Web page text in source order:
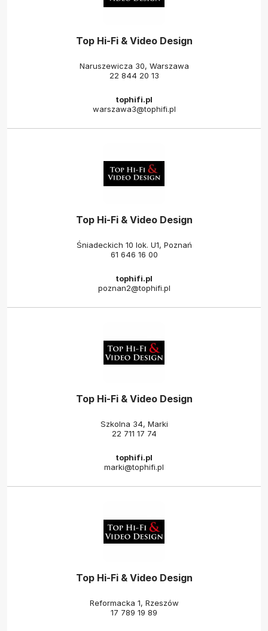
Top Hi-Fi & Video Design
Naruszewicza 30, Warszawa
22 844 20 13
tophifi.pl
warszawa3@tophifi.pl
Top Hi-Fi & Video Design
Śniadeckich 10 lok. U1, Poznań
61 646 16 00
tophifi.pl
poznan2@tophifi.pl
Top Hi-Fi & Video Design
Szkolna 34, Marki
22 711 17 74
tophifi.pl
marki@tophifi.pl
Top Hi-Fi & Video Design
Reformacka 1, Rzeszów
17 789 19 89